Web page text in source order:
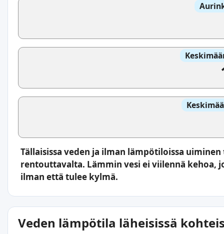
Tällaisissa veden ja ilman lämpötiloissa
rentouttavalta. Lämmin vesi ei viilennä kehoa,
ilman että tulee kylmä.
Veden lämpötila läheisissä